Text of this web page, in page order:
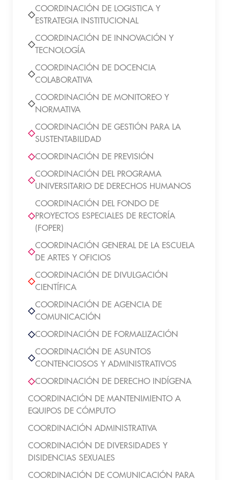
COORDINACIÓN DE LOGISTICA Y
ESTRATEGIA INSTITUCIONAL
COORDINACIÓN DE INNOVACIÓN Y
TECNOLOGÍA
COORDINACIÓN DE DOCENCIA
COLABORATIVA
COORDINACIÓN DE MONITOREO Y
NORMATIVA
COORDINACIÓN DE GESTIÓN PARA LA
SUSTENTABILIDAD
COORDINACIÓN DE PREVISIÓN
COORDINACIÓN DEL PROGRAMA
UNIVERSITARIO DE DERECHOS HUMANOS
COORDINACIÓN DEL FONDO DE
PROYECTOS ESPECIALES DE RECTORÍA
(FOPER)
COORDINACIÓN GENERAL DE LA ESCUELA
DE ARTES Y OFICIOS
COORDINACIÓN DE DIVULGACIÓN
CIENTÍFICA
COORDINACIÓN DE AGENCIA DE
COMUNICACIÓN
COORDINACIÓN DE FORMALIZACIÓN
COORDINACIÓN DE ASUNTOS
CONTENCIOSOS Y ADMINISTRATIVOS
COORDINACIÓN DE DERECHO INDÍGENA
COORDINACIÓN DE MANTENIMIENTO A
EQUIPOS DE CÓMPUTO
COORDINACIÓN ADMINISTRATIVA
COORDINACIÓN DE DIVERSIDADES Y
DISIDENCIAS SEXUALES
COORDINACIÓN DE COMUNICACIÓN PARA